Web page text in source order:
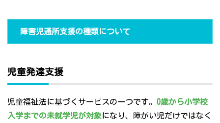
障害児通所支援の種類について
児童発達支援
児童福祉法に基づくサービスの一つです。 0歳から小学校
入学までの未就学児が対象になり、障がい児だけではなく